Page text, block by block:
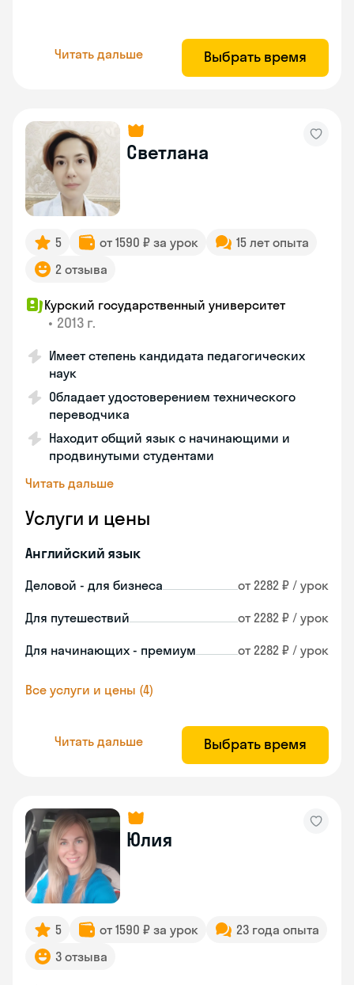
Читать дальше Выбрать время
Светлана
5 от 1590 ₽ за урок
15 лет опыта
2 отзыва
Курский государственный университет
• 2013 г.
Имеет степень кандидата педагогических
наук
Обладает удостоверением технического
переводчика
Находит общий язык с начинающими и
продвинутыми студентами
Читать дальше
Услуги и цены
Английский язык
Деловой - для бизнеса от 2282 ₽ / урок
Для путешествий от 2282 ₽ / урок
Для начинающих - премиум от 2282 ₽ / урок
Все услуги и цены (4)
Читать дальше Выбрать время
Юлия
5 от 1590 ₽ за урок
23 года опыта
3 отзыва